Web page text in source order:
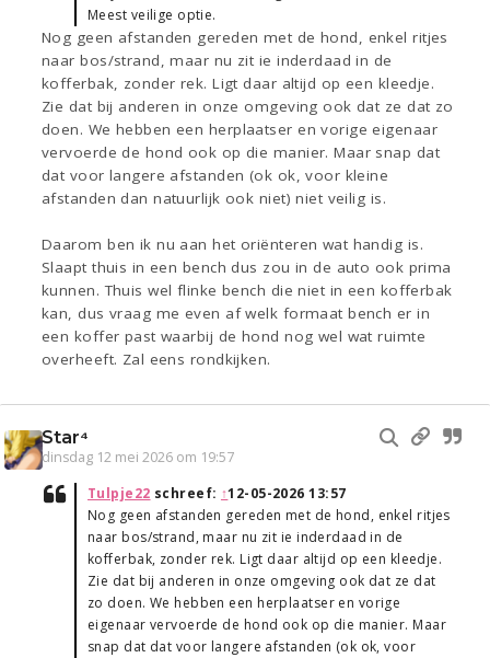
Meest veilige optie.
Nog geen afstanden gereden met de hond, enkel ritjes
naar bos/strand, maar nu zit ie inderdaad in de
kofferbak, zonder rek. Ligt daar altijd op een kleedje.
Zie dat bij anderen in onze omgeving ook dat ze dat zo
doen. We hebben een herplaatser en vorige eigenaar
vervoerde de hond ook op die manier. Maar snap dat
dat voor langere afstanden (ok ok, voor kleine
afstanden dan natuurlijk ook niet) niet veilig is.
Daarom ben ik nu aan het oriënteren wat handig is.
Slaapt thuis in een bench dus zou in de auto ook prima
kunnen. Thuis wel flinke bench die niet in een kofferbak
kan, dus vraag me even af welk formaat bench er in
een koffer past waarbij de hond nog wel wat ruimte
overheeft. Zal eens rondkijken.
Star⁴
dinsdag 12 mei 2026 om 19:57
Tulpje22 schreef: ↑12-05-2026 13:57
Nog geen afstanden gereden met de hond, enkel ritjes
naar bos/strand, maar nu zit ie inderdaad in de
kofferbak, zonder rek. Ligt daar altijd op een kleedje.
Zie dat bij anderen in onze omgeving ook dat ze dat
zo doen. We hebben een herplaatser en vorige
eigenaar vervoerde de hond ook op die manier. Maar
snap dat dat voor langere afstanden (ok ok, voor